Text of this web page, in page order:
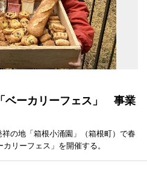
ベーカリーフェス」 事業
の地「箱根小涌園」（箱根町）で春
リーフェス」を開催する。